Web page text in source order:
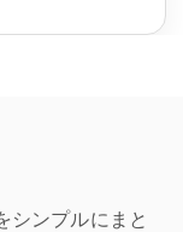
シンプルにまと